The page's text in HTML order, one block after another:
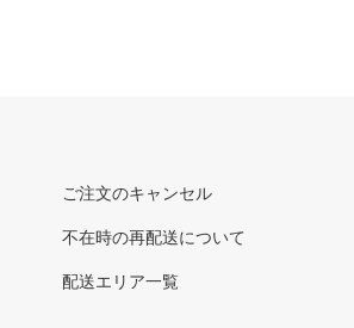
ご注文のキャンセル
不在時の再配送について
配送エリア一覧